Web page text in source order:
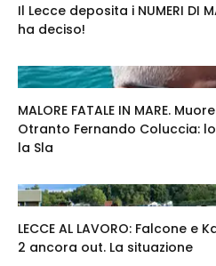
Il Lecce deposita i NUMERI DI
ha deciso!
MALORE FATALE IN MARE.
Otranto Fernando Coluccia:
la Sla
LECCE AL LAVORO: Falcone
2 ancora out. La situazione